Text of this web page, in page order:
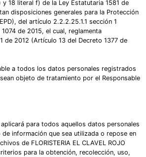
18 literal f) de la Ley Estatutaria 1581 de
disposiciones generales para la Protección
del artículo 2.2.2.25.1.1 sección 1
de 2015, el cual, reglamenta
de 2012 (Artículo 13 del Decreto 1377 de
a todos los datos personales registrados
objeto de tratamiento por el Responsable
para todos aquellos datos personales
información que sea utilizada o repose en
de FLORISTERIA EL CLAVEL ROJO
para la obtención, recolección, uso,